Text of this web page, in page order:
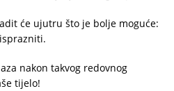
će ujutru što je bolje moguće:
nakon takvog redovnog
tijelo!